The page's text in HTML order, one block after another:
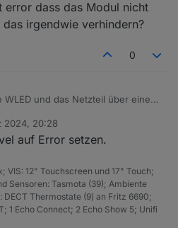
change:
dass das Modul nicht
irgendwie verhindern?
0
WLED und das Netzteil über einen
mir der Adapter den Log voll mit
nicht erreichbar ist. Kann
2024, 20:28
auf Error setzen.
VIS: 12" Touchscreen und 17" Touch;
Sensoren: Tasmota (39); Ambiente
DECT Thermostate (9) an Fritz 6690;
1 Echo Connect; 2 Echo Show 5; Unifi